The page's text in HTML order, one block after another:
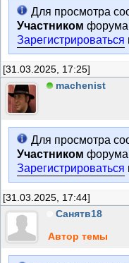
Для просмотра
Участником
Зарегистрироваться
[31.03.2025, 17:25]
machenist
Для просмотра
Участником
Зарегистрироваться
[31.03.2025, 17:44]
Санятв18
Автор темы